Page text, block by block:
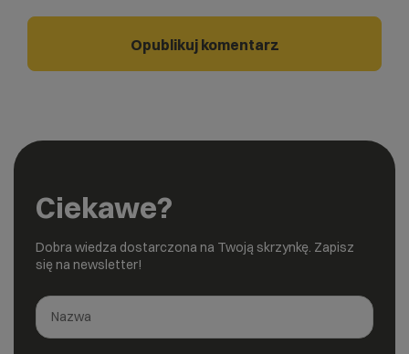
Ciekawe?
Dobra wiedza dostarczona na Twoją skrzynkę. Zapisz
się na newsletter!